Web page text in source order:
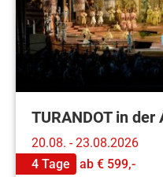
TURANDOT in
20.08. - 23.08.2026
4 Tage
ab € 599,-